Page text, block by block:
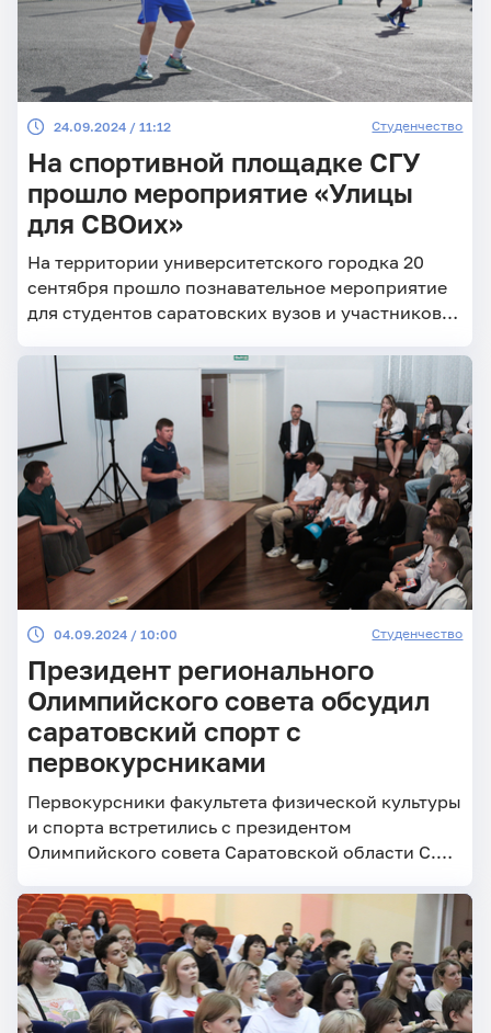
24.09.2024 / 11:12 Студенчество
На спортивной площадке СГУ
прошло мероприятие «Улицы
для СВОих»
На территории университетского городка 20
сентября прошло познавательное мероприятие
для студентов саратовских вузов и участников
филиал фонда «Защитники Отечества» по
Саратовской области, Саратовский университет
и региональное отделение общероссийской
общественной организации уличной культуры и
спорта «Улицы России».
04.09.2024 / 10:00 Студенчество
Президент регионального
Олимпийского совета обсудил
саратовский спорт с
первокурсниками
Первокурсники факультета физической культуры
и спорта встретились с президентом
Олимпийского совета Саратовской области С.В.